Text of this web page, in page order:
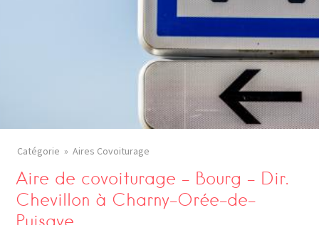
Catégorie Aires Covoiturage
Aire de covoiturage – Bourg – Dir.
Chevillon à Charny-Orée-de-